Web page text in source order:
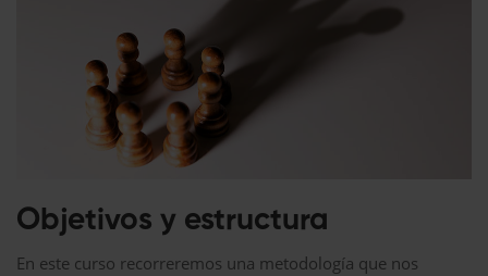
Objetivos y estructura
En este curso recorreremos una metodología que nos